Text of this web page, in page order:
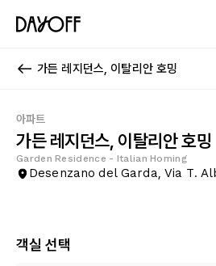
가든 레지던스, 이탈리안 호밍
아파트
가든 레지던스, 이탈리안 호밍
Garden Residence - Italian Homing
Desenzano del Garda, Via T.
객실 선택